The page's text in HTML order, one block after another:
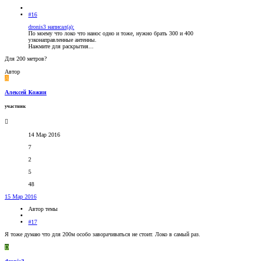
#16
dronis3 написал(а):
По моему что локо что нанос одно и тоже, нужно брать 300 и 400
узконаправленные антенны.
Нажмите для раскрытия...
Для 200 метров?
Автор
А
Алексей Кожин
участник
14 Мар 2016
7
2
5
48
15 Мар 2016
Автор темы
#17
Я тоже думаю что для 200м особо заворачиваться не стоит. Локо в самый раз.
D